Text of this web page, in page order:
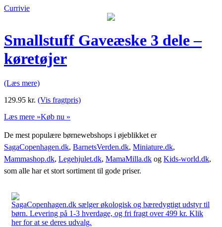
Currivie
Smallstuff Gaveæske 3 dele –
køretøjer
(Læs mere)
129.95 kr. (Vis fragtpris)
Læs mere »Køb nu »
De mest populære børnewebshops i øjeblikket er
SagaCopenhagen.dk, BarnetsVerden.dk, Miniature.dk,
Mammashop.dk, Legehjulet.dk, MamaMilla.dk og Kids-world.dk,
som alle har et stort sortiment til gode priser.
SagaCopenhagen.dk sælger økologisk og bæredygtigt udstyr til
børn. Levering på 1-3 hverdage, og fri fragt over 499 kr. Klik
her for at se deres udvalg.